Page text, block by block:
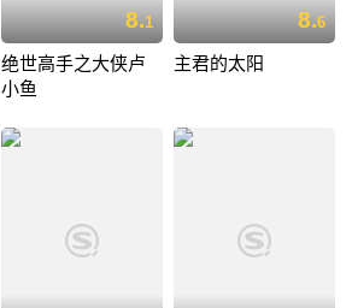
8.1
绝世高手之大侠卢
小鱼
8.6
主君的太阳